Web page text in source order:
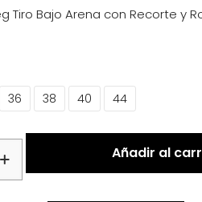
Tiro Bajo Arena con Recorte y
36 38 40 44
Añadir al